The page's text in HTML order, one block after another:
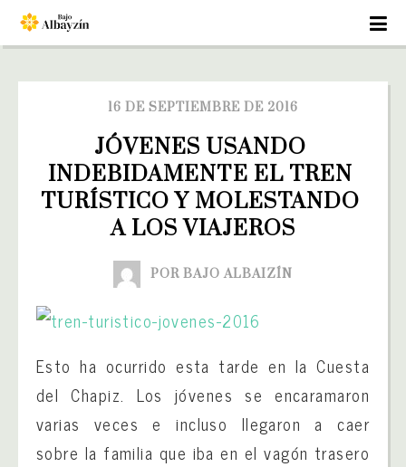
16 DE SEPTIEMBRE DE 2016
JÓVENES USANDO
INDEBIDAMENTE EL TREN
TURÍSTICO Y MOLESTANDO
A LOS VIAJEROS
POR BAJO ALBAIZÍN
Esto ha ocurrido esta tarde en la Cuesta
del Chapiz. Los jóvenes se encaramaron
varias veces e incluso llegaron a caer
sobre la familia que iba en el vagón trasero